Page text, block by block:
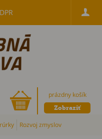
prázdny košík
Zobraziť
Rozvoj zmyslov